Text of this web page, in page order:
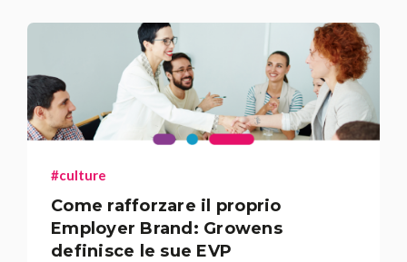
#culture
Come rafforzare il proprio
Employer Brand: Growens
definisce le sue EVP